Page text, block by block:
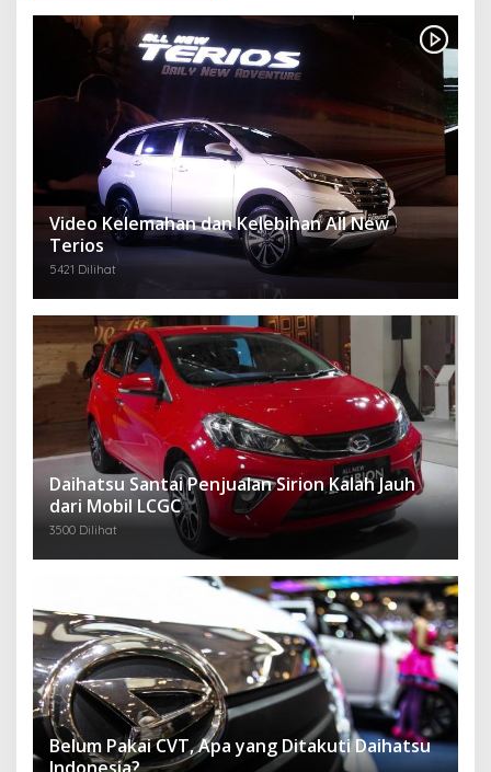
Video Kelemahan dan Kelebihan All New
Terios
5421 Dilihat
Daihatsu Santai Penjualan Sirion Kalah Jauh
dari Mobil LCGC
3500 Dilihat
Belum Pakai CVT, Apa yang Ditakuti Daihatsu